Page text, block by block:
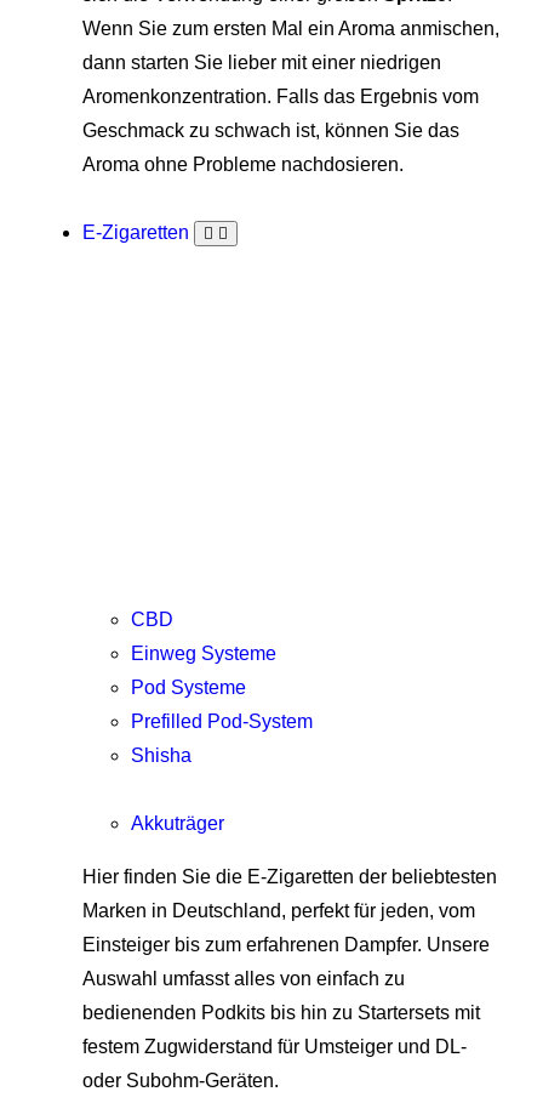
Wenn Sie zum ersten Mal ein Aroma anmischen,
dann starten Sie lieber mit einer niedrigen
Aromenkonzentration. Falls das Ergebnis vom
Geschmack zu schwach ist, können Sie das
Aroma ohne Probleme nachdosieren.
E-Zigaretten
CBD
Einweg Systeme
Pod Systeme
Prefilled Pod-System
Shisha
Akkuträger
Hier finden Sie die E-Zigaretten der beliebtesten
Marken in Deutschland, perfekt für jeden, vom
Einsteiger bis zum erfahrenen Dampfer. Unsere
Auswahl umfasst alles von einfach zu
bedienenden Podkits bis hin zu Startersets mit
festem Zugwiderstand für Umsteiger und DL-
oder Subohm-Geräten.